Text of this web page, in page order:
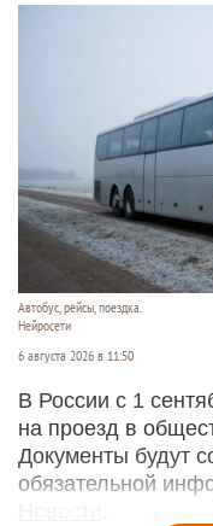
Автобус, рейсы, поездка.
Нейросети
6 августа 2026 в 11:50
В России с 1
на проезд в
Документы будут
обязательной
Новости